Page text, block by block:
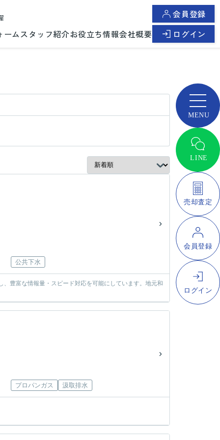
ーム スタッフ紹介お役立ち情報会社概要
会員登録
ログイン
公共下水
豊富な情報量・スピード対応を可能にしています。地元和
プロパンガス 汲取排水